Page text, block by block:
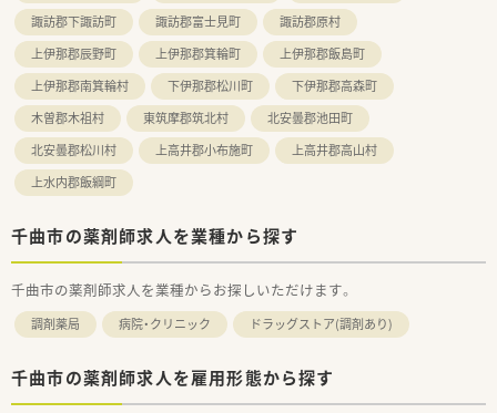
諏訪郡下諏訪町
諏訪郡富士見町
諏訪郡原村
上伊那郡辰野町
上伊那郡箕輪町
上伊那郡飯島町
上伊那郡南箕輪村
下伊那郡松川町
下伊那郡高森町
木曽郡木祖村
東筑摩郡筑北村
北安曇郡池田町
北安曇郡松川村
上高井郡小布施町
上高井郡高山村
上水内郡飯綱町
千曲市の薬剤師求人を業種から探す
千曲市の薬剤師求人を業種からお探しいただけます。
調剤薬局 病院・クリニック ドラッグストア(調剤あり)
千曲市の薬剤師求人を雇用形態から探す